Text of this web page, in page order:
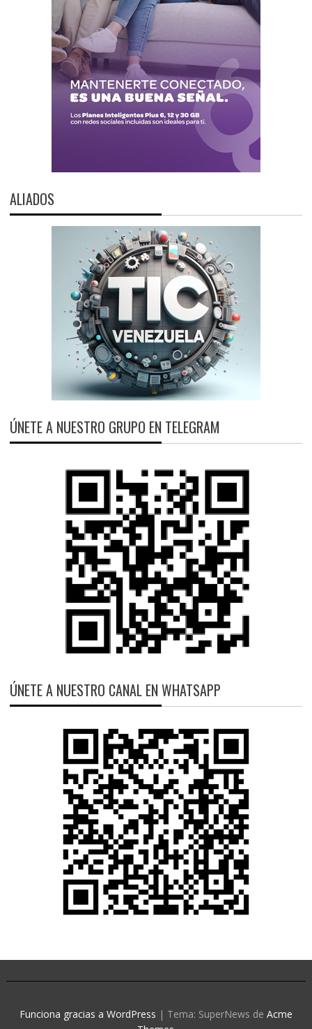
ALIADOS
ÚNETE A NUESTRO GRUPO EN TELEGRAM
ÚNETE A NUESTRO CANAL EN WHATSAPP
Funciona gracias a WordPress | Tema: SuperNews de Acme